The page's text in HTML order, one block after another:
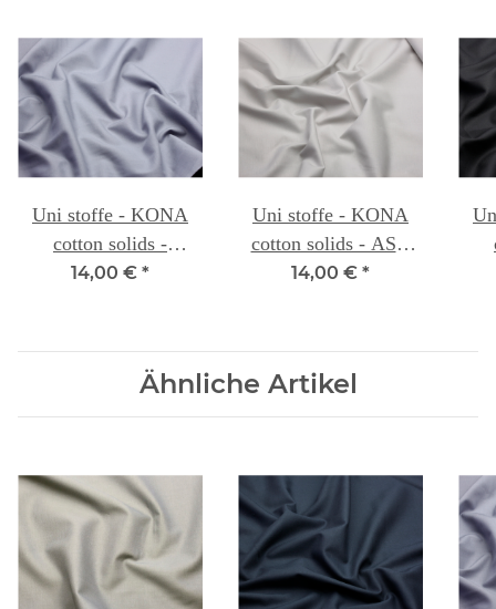
Uni stoffe - KONA
cotton solids -
MEDIUM GREY 142
14,00 € *
Uni stoffe - KONA
cotton solids - ASH
143
14,00 € *
Ähnliche Artikel